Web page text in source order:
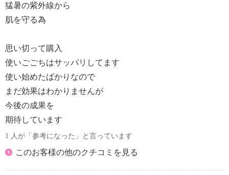
猛暑の紫外線から
肌を守る為
思い切って購入
使いごごちはサッパリしてます
使い始めたばかりなので
まだ効果はわかりませんが
今後の成果を
期待しています
1 人が「参考になった」と言っています
このお客様の他のクチコミを見る